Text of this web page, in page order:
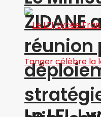
ZIDANE
réunion